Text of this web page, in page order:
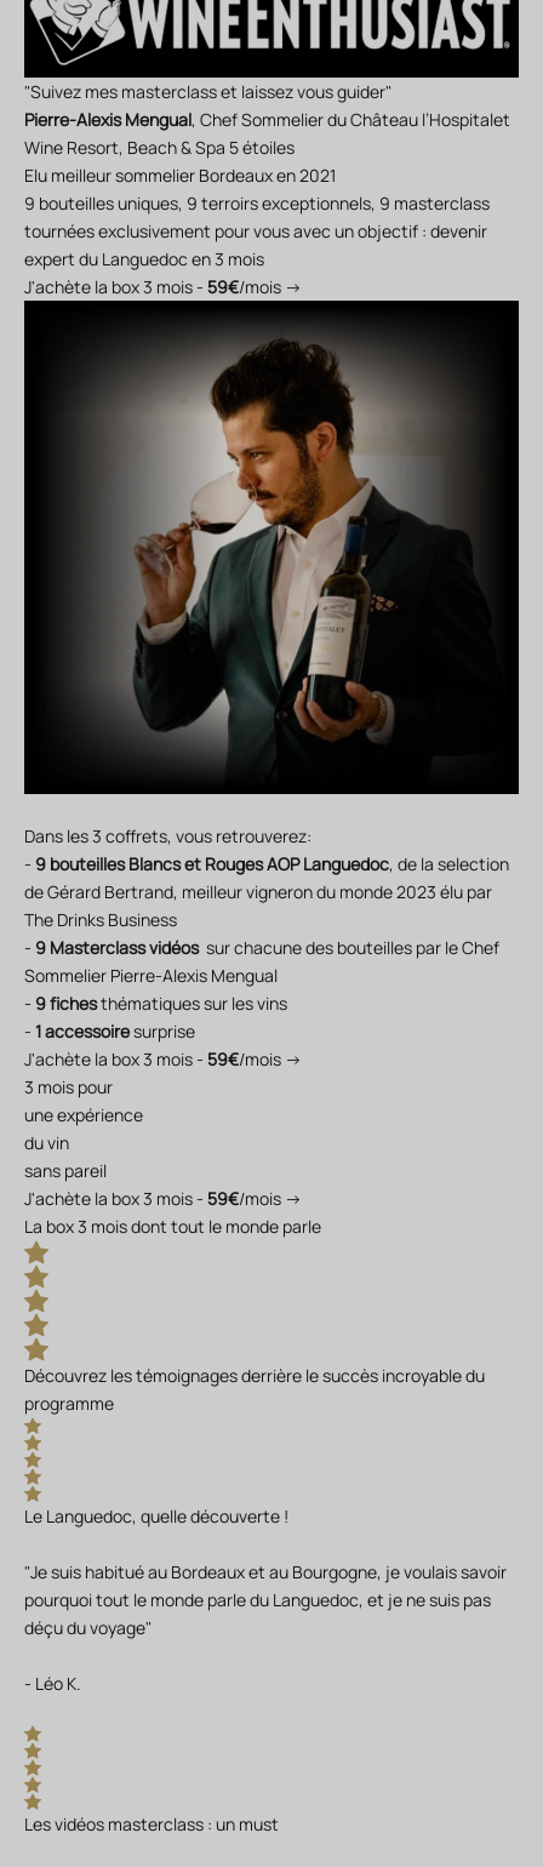
"Suivez mes masterclass et laissez vous guider"
Pierre-Alexis Mengual, Chef Sommelier du Château l’Hospitalet
Wine Resort, Beach & Spa 5 étoiles
Elu meilleur sommelier Bordeaux en 2021
9 bouteilles uniques, 9 terroirs exceptionnels, 9 masterclass
tournées exclusivement pour vous avec un objectif : devenir
expert du Languedoc en 3 mois
J'achète la box 3 mois - 59€/mois →
Dans les 3 coffrets, vous retrouverez:
- 9 bouteilles Blancs et Rouges AOP Languedoc, de la selection
de Gérard Bertrand, meilleur vigneron du monde 2023 élu par
The Drinks Business
- 9 Masterclass vidéossur chacune des bouteilles par le Chef
Sommelier Pierre-Alexis Mengual
- 9 fichesthématiques sur les vins
- 1 accessoiresurprise
J'achète la box 3 mois - 59€/mois →
3 mois pour
une expérience
du vin
sans pareil
J'achète la box 3 mois - 59€/mois →
La box 3 mois dont tout le monde parle
Découvrez les témoignages derrière le succès incroyable du
programme
Le Languedoc, quelle découverte !
"Je suis habitué au Bordeaux et au Bourgogne, je voulais savoir
pourquoi tout le monde parle du Languedoc, et je ne suis pas
déçu du voyage"
- Léo K.
Les vidéos masterclass : un must